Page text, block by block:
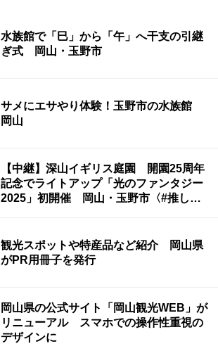
水族館で「巳」から「午」へ干支の引継
ぎ式 岡山・玉野市
サメにエサやり体験！玉野市の水族館
岡山
【中継】深山イギリス庭園 開園25周年
記念でライトアップ「光のファンタジー
2025」初開催 岡山・玉野市〈#推しド
観光スポットや特産品など紹介 岡山県
がPR用冊子を発行
岡山県の公式サイト「岡山観光WEB」が
リニューアル スマホでの操作性重視の
デザインに